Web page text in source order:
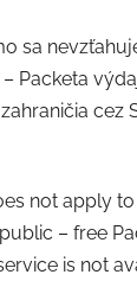
sa
Packeta
cez
not apply
– free
is not